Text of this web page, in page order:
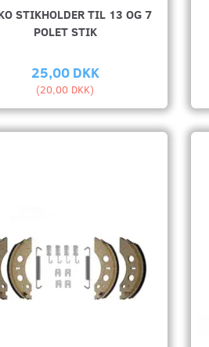
STIKHOLDER TIL 13 OG 7
POLET STIK
25,00 DKK
(20,00 DKK)